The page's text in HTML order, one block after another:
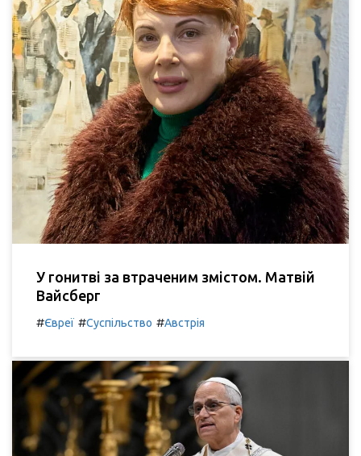
У гонитві за втраченим змістом. Матвій
Вайсберг
#Євреї #Суспільство #Австрія